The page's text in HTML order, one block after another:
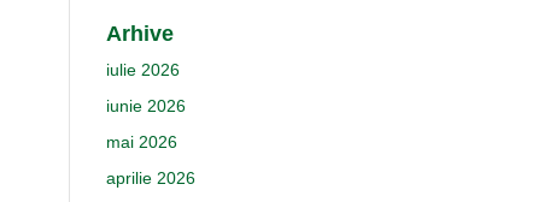
Arhive
iulie 2026
iunie 2026
mai 2026
aprilie 2026